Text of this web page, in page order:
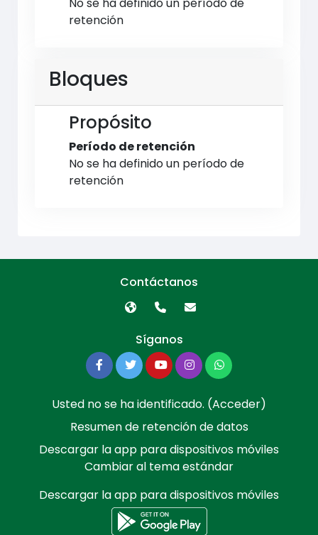
retención
Bloques
Propósito
Período de retención
No se ha definido un período de
retención
Contáctanos
Síganos
Usted no se ha identificado. (Acceder)
Resumen de retención de datos
Descargar la app para dispositivos móviles
Cambiar al tema estándar
Descargar la app para dispositivos móviles